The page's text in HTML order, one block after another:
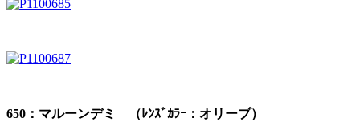
650：マルーンデミ （ﾚﾝｽﾞｶﾗｰ：オリーブ）